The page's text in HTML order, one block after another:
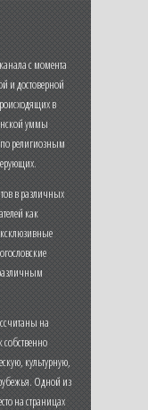
с момента
и достоверной
в
уммы
религиозным
в различных
как
на
культурную,
Одной из
на страницах